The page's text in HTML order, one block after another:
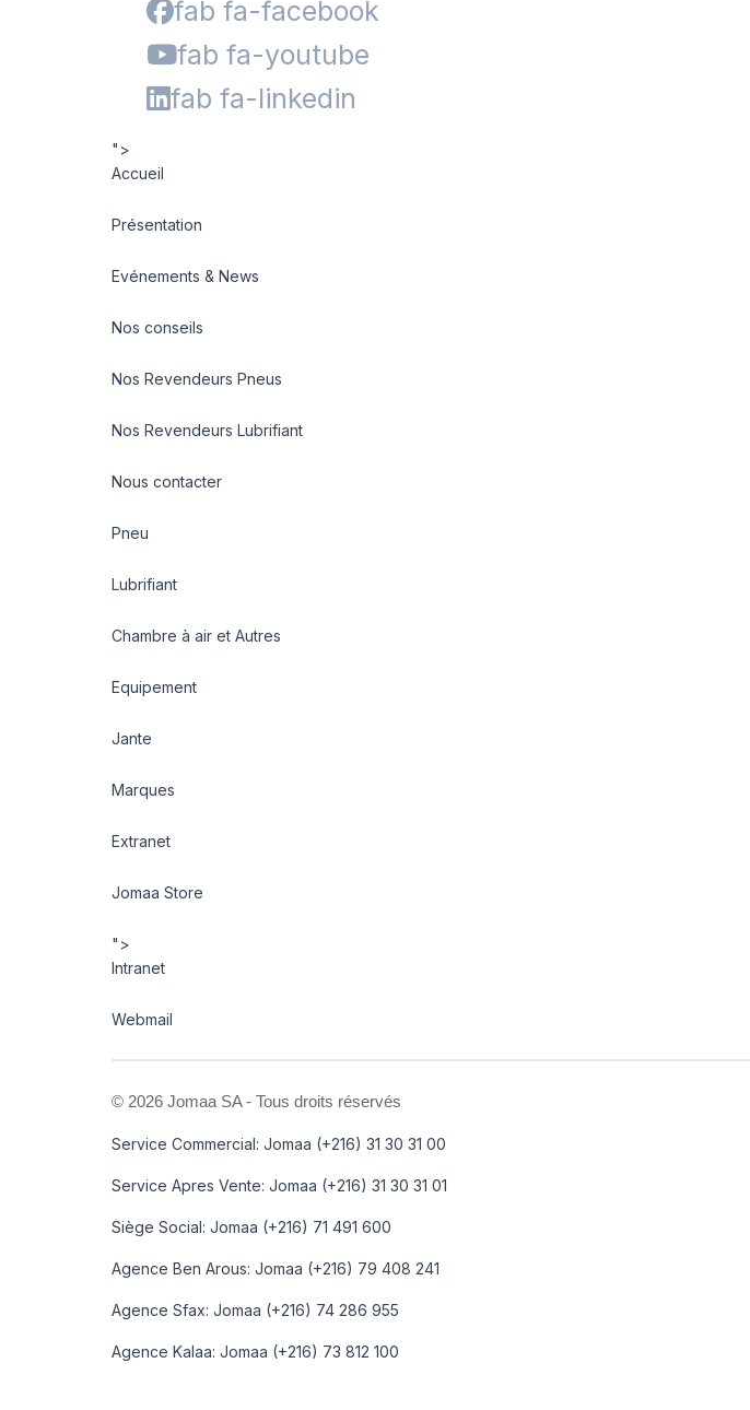
fab fa-facebook
fab fa-youtube
fab fa-linkedin
">
Accueil
Présentation
Evénements & News
Nos conseils
Nos Revendeurs Pneus
Nos Revendeurs Lubrifiant
Nous contacter
Pneu
Lubrifiant
Chambre à air et Autres
Equipement
Jante
Marques
Extranet
Jomaa Store
">
Intranet
Webmail
© 2026 Jomaa SA - Tous droits réservés
Service Commercial: Jomaa (+216) 31 30 31 00
Service Apres Vente: Jomaa (+216) 31 30 31 01
Siège Social: Jomaa (+216) 71 491 600
Agence Ben Arous: Jomaa (+216) 79 408 241
Agence Sfax: Jomaa (+216) 74 286 955
Agence Kalaa: Jomaa (+216) 73 812 100